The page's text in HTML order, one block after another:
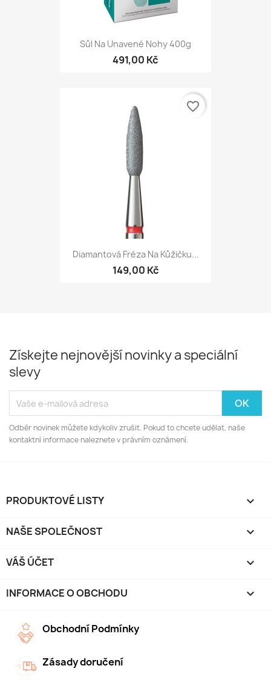
Sůl Na Unavené Nohy 400g
491,00 Kč
Diamantová Fréza Na Kůžičku...
149,00 Kč
favorite_border
Získejte nejnovější novinky a speciální
slevy
Odběr novinek můžete kdykoliv zrušit. Pokud to chcete udělat, naše
kontaktní informace naleznete v právním oznámení.
PRODUKTOVÉ LISTY 
NAŠE SPOLEČNOST 
VÁŠ ÚČET 
INFORMACE O OBCHODU keyboard_arrow_down
Obchodní Podmínky
Zásady doručení